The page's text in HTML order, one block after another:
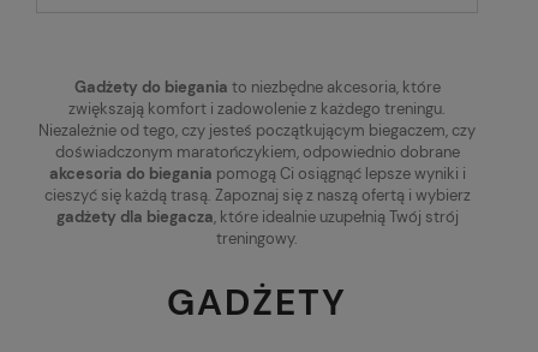
Gadżety do biegania to niezbędne akcesoria, które
zwiększają komfort i zadowolenie z każdego treningu.
Niezależnie od tego, czy jesteś początkującym biegaczem, czy
doświadczonym maratończykiem, odpowiednio dobrane
akcesoria do biegania pomogą Ci osiągnąć lepsze wyniki i
cieszyć się każdą trasą. Zapoznaj się z naszą ofertą i wybierz
gadżety dla biegacza, które idealnie uzupełnią Twój strój
treningowy.
GADŻETY